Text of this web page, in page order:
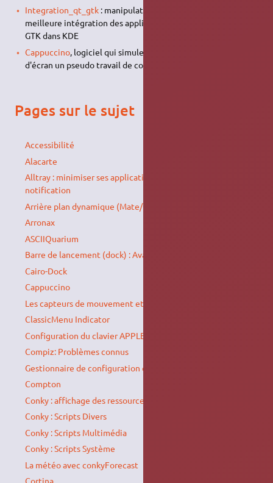
Integration_qt_gtk: manipulations permettant une
meilleure intégration des applications Qt dans Gnome et
GTK dans KDE
Cappuccino, logiciel qui simule en guise d'économiseur
d'écran un pseudo travail de compilation…
Pages sur le sujet
Accessibilité
Alacarte
Alltray : minimiser ses applications dans la zone de
notification
Arrière plan dynamique (Mate/Gnome Shell)
Arronax
ASCIIQuarium
Barre de lancement (dock) : Avant Window Navigator
Cairo-Dock
Cappuccino
Les capteurs de mouvement et leurs applications
ClassicMenu Indicator
Configuration du clavier APPLE filaire extra-plat
Compiz: Problèmes connus
Gestionnaire de configuration des effets visuels (Compiz)
Compton
Conky : affichage des ressources système
Conky : Scripts Divers
Conky : Scripts Multimédia
Conky : Scripts Système
La météo avec conkyForecast
Cortina